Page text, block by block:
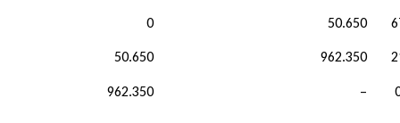
0
50.650
50.650
962.350
962.350 –